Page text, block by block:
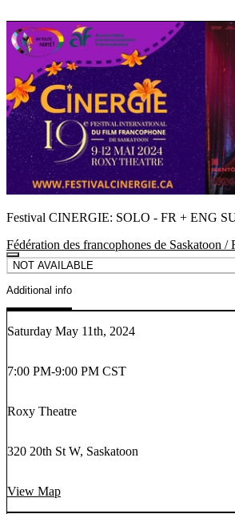
Festival CINERGIE: SOLO - FR + ENG
Fédération des francophones de Saskatoon
NOT AVAILABLE
Additional info
Saturday May 11th, 2024
7:00 PM-9:00 PM CST
Roxy Theatre
320 20th St W, Saskatoon
View Map